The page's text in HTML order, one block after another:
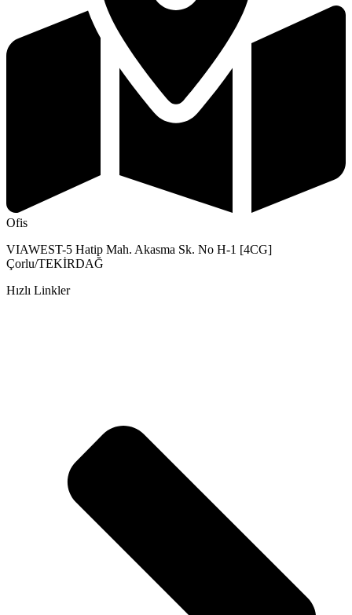
Ofis
VIAWEST-5 Hatip Mah. Akasma Sk. No H-1 [4CG]
Çorlu/TEKİRDAĞ
Hızlı Linkler